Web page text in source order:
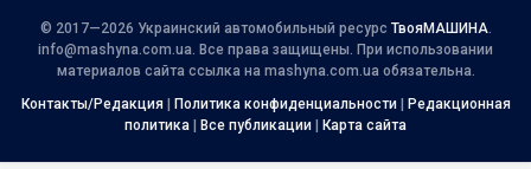
© 2017—2026 Украинский автомобильный ресурс ТвояМАШИНА.
info@mashyna.com.ua. Все права защищены. При использовании
материалов сайта ссылка на mashyna.com.ua обязательна.
Контакты/Редакция| Политика конфиденциальности|
Редакционная
политика
Все публикации Карта сайта